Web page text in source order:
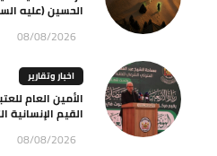
الحسين (عليه
08/08/2026
اخبار وتقارير
الأمين العام
القيم الإنسانية
08/08/2026